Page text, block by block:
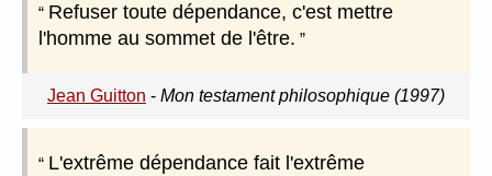
Refuser toute dépendance, c'est mettre
l'homme au sommet de l'être.
Jean Guitton - Mon testament philosophique (1997)
L'extrême dépendance fait l'extrême